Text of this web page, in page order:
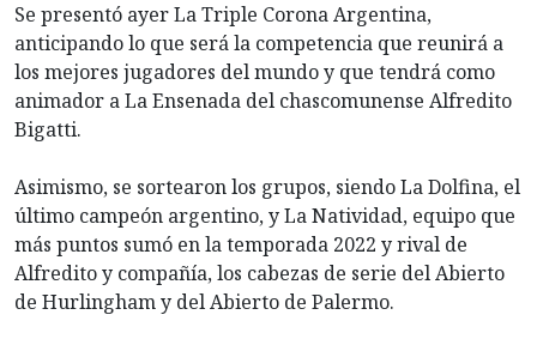
Se presentó ayer La Triple Corona Argentina,
anticipando lo que será la competencia que reunirá a
los mejores jugadores del mundo y que tendrá como
animador a La Ensenada del chascomunense Alfredito
Bigatti.
Asimismo, se sortearon los grupos, siendo La Dolfina, el
último campeón argentino, y La Natividad, equipo que
más puntos sumó en la temporada 2022 y rival de
Alfredito y compañía, los cabezas de serie del Abierto
de Hurlingham y del Abierto de Palermo.